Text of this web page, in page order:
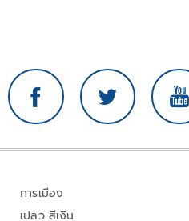
การเมือง
เปลว สีเงิน